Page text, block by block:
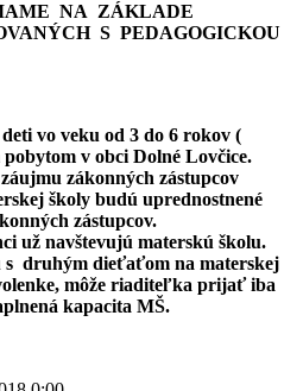
NA ZÁKLADE
S PEDAGOGICKOU
vo veku od 3 do 6 rokov (
v obci Dolné Lovčice.
zákonných zástupcov
školy budú uprednostnené
zástupcov.
už navštevujú materskú školu.
druhým dieťaťom na materskej
môže riaditeľka prijať iba
kapacita MŠ.